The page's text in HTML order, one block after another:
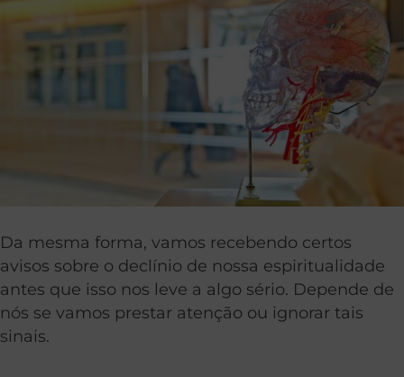
Da mesma forma, vamos recebendo certos
avisos sobre o declínio de nossa espiritualidade
antes que isso nos leve a algo sério. Depende de
nós se vamos prestar atenção ou ignorar tais
sinais.